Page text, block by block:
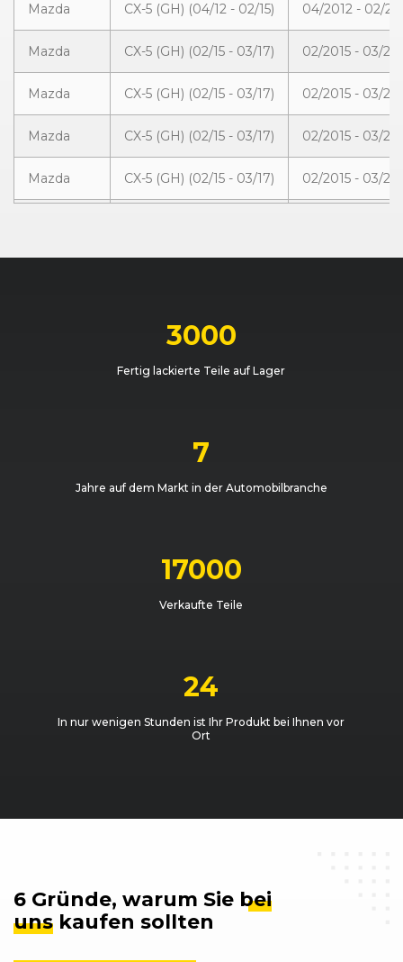
Mazda CX-5 (GH) (04/12 - 02/15) 04/2012 - 02/
Mazda CX-5 (GH) (02/15 - 03/17) 02/2015 - 03/
Mazda CX-5 (GH) (02/15 - 03/17) 02/2015 - 03/
Mazda CX-5 (GH) (02/15 - 03/17) 02/2015 - 03/
Mazda CX-5 (GH) (02/15 - 03/17) 02/2015 - 03/
Mazda CX-5 (GH) (02/15 - 03/17) 02/2015 - 03/
3000
Fertig lackierte Teile auf Lager
7
Jahre auf dem Markt in der Automobilbranche
17000
Verkaufte Teile
24
In nur wenigen Stunden ist Ihr Produkt bei Ihnen vor
Ort
6 Gründe, warum Sie bei
uns kaufen sollten